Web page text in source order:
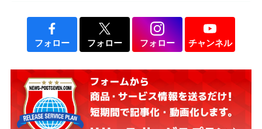
フォロー フォロー フォロー チャンネル